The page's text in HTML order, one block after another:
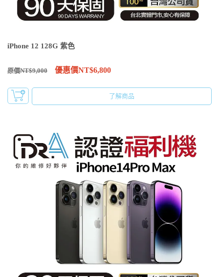
iPhone 12 128G 紫色
原價NT$9,000 優惠價NT$6,800
了解商品